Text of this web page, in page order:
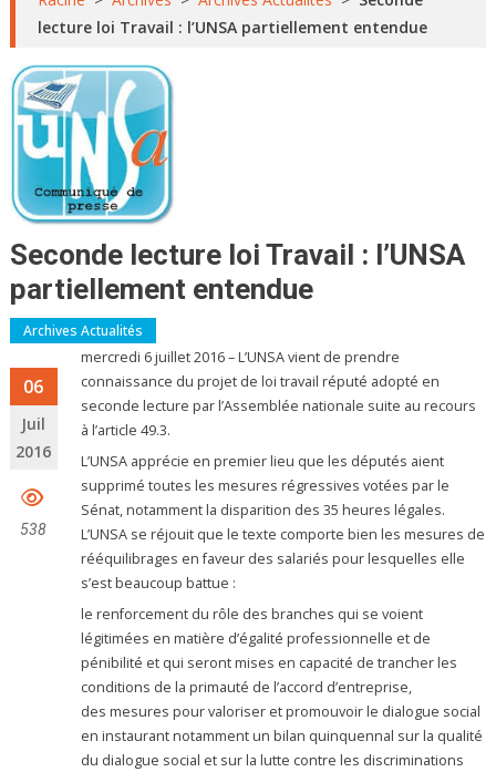
lecture loi Travail : l’UNSA partiellement entendue
Seconde lecture loi Travail : l’UNSA
partiellement entendue
Archives Actualités
06
Juil
2016
538
mercredi 6 juillet 2016 – L’UNSA vient de prendre
connaissance du projet de loi travail réputé adopté en
seconde lecture par l’Assemblée nationale suite au recours
à l’article 49.3.
L’UNSA apprécie en premier lieu que les députés aient
supprimé toutes les mesures régressives votées par le
Sénat, notamment la disparition des 35 heures légales.
L’UNSA se réjouit que le texte comporte bien les mesures de
rééquilibrages en faveur des salariés pour lesquelles elle
s’est beaucoup battue :
le renforcement du rôle des branches qui se voient
légitimées en matière d’égalité professionnelle et de
pénibilité et qui seront mises en capacité de trancher les
conditions de la primauté de l’accord d’entreprise,
des mesures pour valoriser et promouvoir le dialogue social
en instaurant notamment un bilan quinquennal sur la qualité
du dialogue social et sur la lutte contre les discriminations